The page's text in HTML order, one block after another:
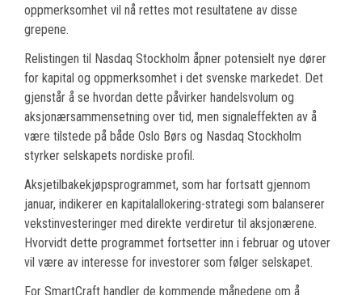
oppmerksomhet vil nå rettes mot resultatene av disse
grepene.
Relistingen til Nasdaq Stockholm åpner potensielt nye dører
for kapital og oppmerksomhet i det svenske markedet. Det
gjenstår å se hvordan dette påvirker handelsvolum og
aksjonærsammensetning over tid, men signaleffekten av å
være tilstede på både Oslo Børs og Nasdaq Stockholm
styrker selskapets nordiske profil.
Aksjetilbakekjøpsprogrammet, som har fortsatt gjennom
januar, indikerer en kapitalallokering-strategi som balanserer
vekstinvesteringer med direkte verdiretur til aksjonærene.
Hvorvidt dette programmet fortsetter inn i februar og utover
vil være av interesse for investorer som følger selskapet.
For SmartCraft handler de kommende månedene om å